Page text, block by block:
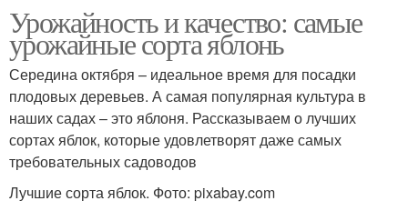
Урожайность и качество: самые
урожайные сорта яблонь
Середина октября – идеальное время для посадки
плодовых деревьев. А самая популярная культура в
наших садах – это яблоня. Рассказываем о лучших
сортах яблок, которые удовлетворят даже самых
требовательных садоводов
Лучшие сорта яблок. Фото: pixabay.com